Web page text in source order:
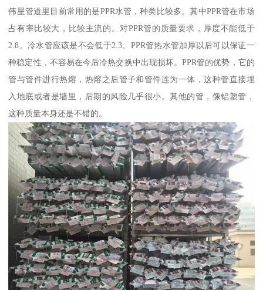
伟星管道里目前常用的是PPR水管，种类比较多。其中PPR管在市场
占有率比较大，比较主流的。对PPR管的质量要求，厚度不能低于
2.8。冷水管应该是不会低于2.3。PPR管热水管加厚以后可以保证一
种稳定性，不容易在今后冷热交换中出现损坏。PPR管的优势，它的
管与管件进行热熔，热熔之后管子和管件连为一体，这种管直接埋
入地底或者是墙里，后期的风险几乎很小。其他的管，像铝塑管，
这种质量本身还是不错的。